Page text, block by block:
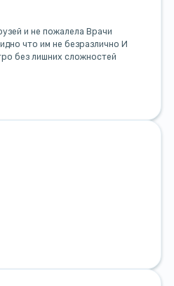
и не пожалела Врачи
что им не безразлично И
без лишних сложностей